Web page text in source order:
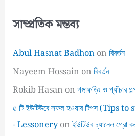
সাম্প্রতিক মন্তব্য
Abul Hasnat Badhon onবিবর্তন
Nayeem Hossain onবিবর্তন
Rokib Hasan onগঙ্গাফড়িং ও প্যাঁচার
৫ টি ইউটিউবে সফল হওয়ার টিপস
- Lessoneryonইউটিউব চ্যানেল গ্রো